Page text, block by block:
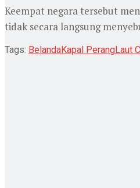
Keempat negara tersebut
tidak secara langsung
Tags: BelandaKapal PerangLaut